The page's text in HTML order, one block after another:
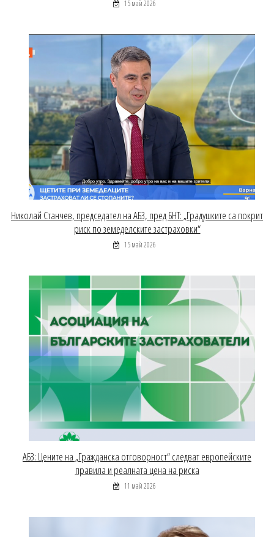
15 май 2026
Николай Станчев, председател на АБЗ, пред БНТ: „Градушките са покрит
риск по земеделските застраховки“
15 май 2026
АБЗ: Цените на „Гражданска отговорност“ следват европейските
правила и реалната цена на риска
11 май 2026